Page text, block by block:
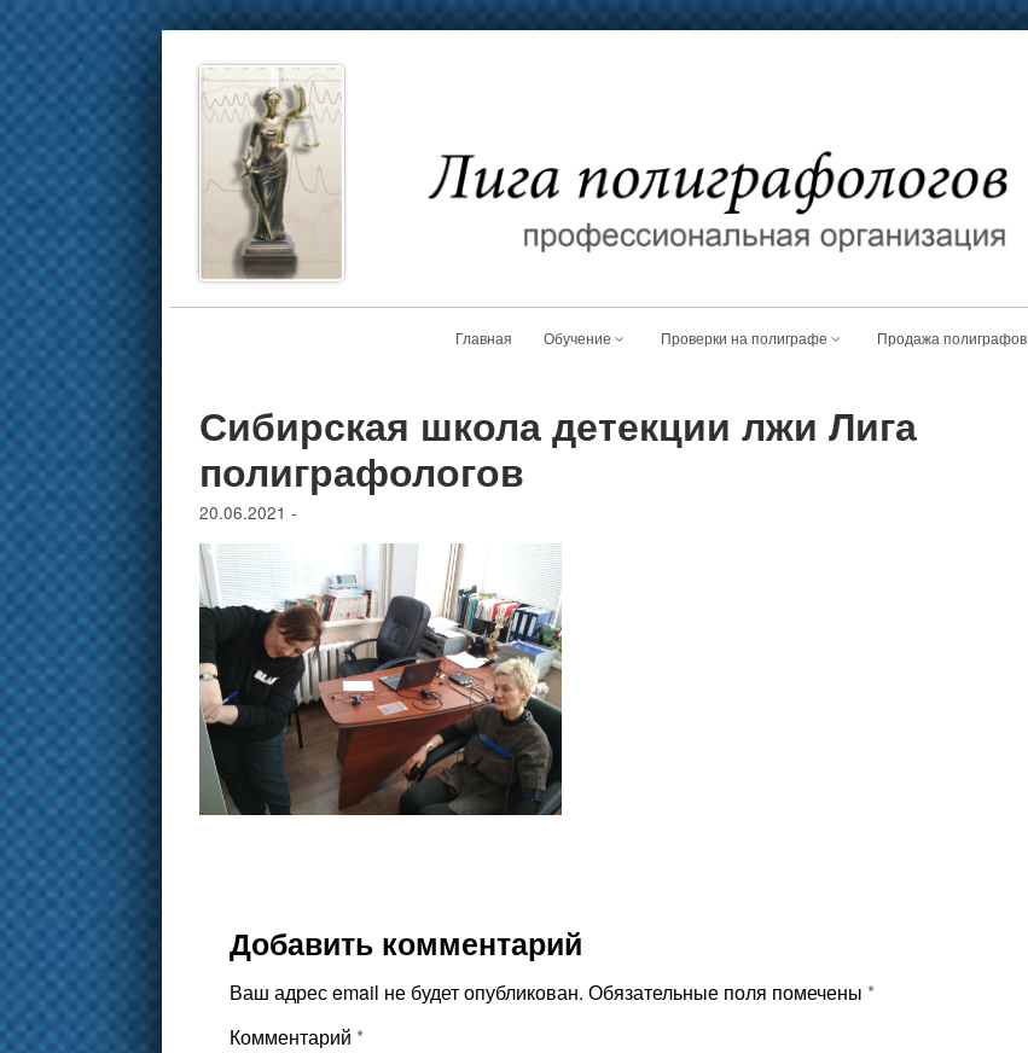
Главная Обучение Проверки на полиграфе Продажа полиграфов
Сибирская школа детекции лжи Лига
полиграфологов
20.06.2021 -
Добавить комментарий
Ваш адрес email не будет опубликован. Обязательные поля помечены *
Комментарий *